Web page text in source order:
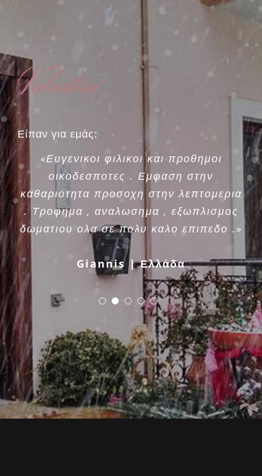
Valentini
Είπαν για εμάς:
«Ευγενικοι φιλικοι και προθημοι
οικοδεσποτες . Εμφαση στην
καθαριοτητα προσοχη στην λεπτομερια
. Τροφημα , αναλωσημα , εξωπλισμος
δωματιου ολα σε πολυ καλο επιπεδο .»
Giannis | Ελλάδα